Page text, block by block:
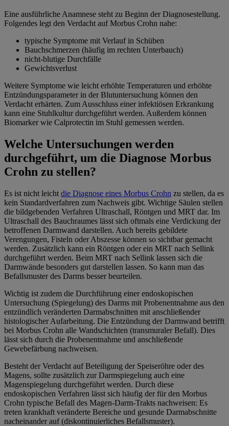
Eine ausführliche Anamnese steht zu Beginn der Diagnosestellung.
Folgendes legt den Verdacht auf Morbus Crohn nahe:
typische Symptome mit Verlauf in Schüben
Bauchschmerzen (häufig im rechten Unterbauch)
nicht-blutige Durchfälle
Gewichtsverlust
Weitere Symptome wie leicht erhöhte Temperaturen und erhöhte
Entzündungsparameter in der Blutuntersuchung können den
Verdacht erhärten. Zum Ausschluss einer infektiösen Erkrankung
kann eine Stuhlkultur durchgeführt werden. Außerdem können
Biomarker wie Calprotectin im Stuhl gemessen werden.
Welche Untersuchungen werden
durchgeführt, um die Diagnose Morbus
Crohn zu stellen?
Es ist nicht leicht die Diagnose eines Morbus Crohn zu stellen, da es
kein Standardverfahren zum Nachweis gibt. Wichtige Säulen stellen
die bildgebenden Verfahren Ultraschall, Röntgen und MRT dar. Im
Ultraschall des Bauchraumes lässt sich oftmals eine Verdickung der
betroffenen Darmwand darstellen. Auch bereits gebildete
Verengungen, Fisteln oder Abszesse können so sichtbar gemacht
werden. Zusätzlich kann ein Röntgen oder ein MRT nach Sellink
durchgeführt werden. Beim MRT nach Sellink lassen sich die
Darmwände besonders gut darstellen lassen. So kann man das
Befallsmuster des Darms besser beurteilen.
Wichtig ist zudem die Durchführung einer endoskopischen
Untersuchung (Spiegelung) des Darms mit Probenentnahme aus den
entzündlich veränderten Darmabschnitten mit anschließender
histologischer Aufarbeitung. Die Entzündung der Darmwand betrifft
bei Morbus Crohn alle Wandschichten (transmuraler Befall). Dies
lässt sich durch die Probenentnahme und anschließende
Gewebefärbung nachweisen.
Besteht der Verdacht auf Beteiligung der Speiseröhre oder des
Magens, sollte zusätzlich zur Darmspiegelung auch eine
Magenspiegelung durchgeführt werden. Durch diese
endoskopischen Verfahren lässt sich häufig der für den Morbus
Crohn typische Befall des Magen-Darm-Trakts nachweisen: Es
treten krankhaft veränderte Bereiche und gesunde Darmabschnitte
nacheinander auf (diskontinuierliches Befallsmuster).